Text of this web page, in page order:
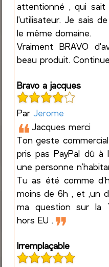
attentionné , qui
l'utilisateur. Je sais
le même domaine.
Vraiment BRAVO
beau produit.
Bravo a jacques
Par Jerome
❝Jacques merci
Ton geste
pris pas PayPal dû à
une personne
Tu as été comme
moins de 6h , et ,un
ma question sur la
hors EU . ❞
Irremplaçable